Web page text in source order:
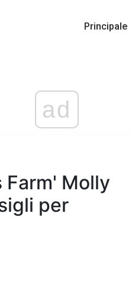
Principale
ad
Molly
per